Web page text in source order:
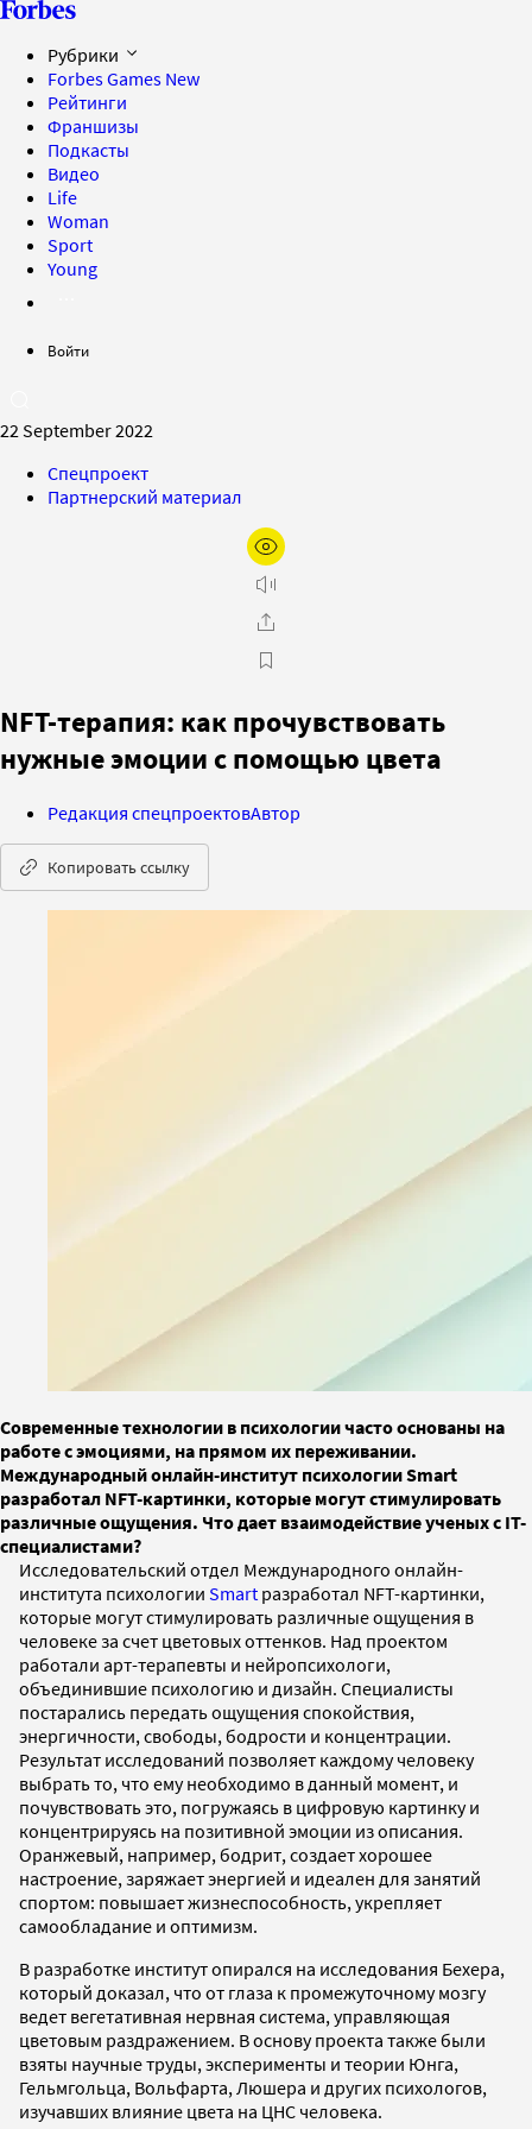
Рубрики
Forbes Games New
Рейтинги
Франшизы
Подкасты
Видео
Life
Woman
Sport
Young
Войти
22 September 2022
Спецпроект
Партнерский материал
NFT-терапия: как прочувствовать
нужные эмоции с помощью цвета
Редакция спецпроектовАвтор
Копировать ссылку
Современные технологии в психологии часто основаны на
работе с эмоциями, на прямом их переживании.
Международный онлайн-институт психологии Smart
разработал NFT-картинки, которые могут стимулировать
различные ощущения. Что дает взаимодействие ученых с IT-
специалистами?
Исследовательский отдел Международного онлайн-
института психологии Smart разработал NFT-картинки,
которые могут стимулировать различные ощущения в
человеке за счет цветовых оттенков. Над проектом
работали арт-терапевты и нейропсихологи,
объединившие психологию и дизайн. Специалисты
постарались передать ощущения спокойствия,
энергичности, свободы, бодрости и концентрации.
Результат исследований позволяет каждому человеку
выбрать то, что ему необходимо в данный момент, и
почувствовать это, погружаясь в цифровую картинку и
концентрируясь на позитивной эмоции из описания.
Оранжевый, например, бодрит, создает хорошее
настроение, заряжает энергией и идеален для занятий
спортом: повышает жизнеспособность, укрепляет
самообладание и оптимизм.
В разработке институт опирался на исследования Бехера,
который доказал, что от глаза к промежуточному мозгу
ведет вегетативная нервная система, управляющая
цветовым раздражением. В основу проекта также были
взяты научные труды, эксперименты и теории Юнга,
Гельмгольца, Вольфарта, Люшера и других психологов,
изучавших влияние цвета на ЦНС человека.